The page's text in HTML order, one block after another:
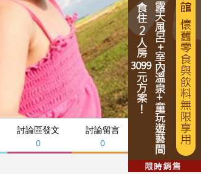
討論區發文
0
討論留言
0